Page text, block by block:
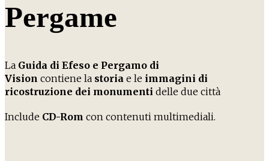
Pergame
La Guida di Efeso e Pergamo di
Vision contiene la storia e le immagini di
ricostruzione dei monumenti delle due città
trasparenza alle lorofoto attuali, confrontando
Include CD-Rom con contenuti multimediali.